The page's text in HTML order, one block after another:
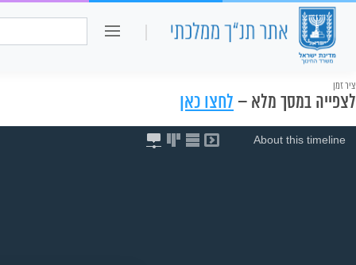
חיפוש:
כיתה ו
ציר זמן
לצפייה במסך מלא – לחצו כאן